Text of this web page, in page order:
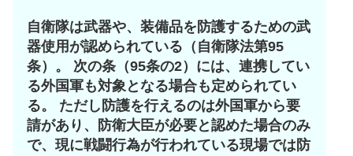
自衛隊は武器や、装備品を防護するための武
器使用が認められている（自衛隊法第95
条）。 次の条（95条の2）には、連携してい
る外国軍も対象となる場合も定められてい
る。 ただし防護を行えるのは外国軍から要
請があり、防衛大臣が必要と認めた場合のみ
で、現に戦闘行為が行われている現場では防